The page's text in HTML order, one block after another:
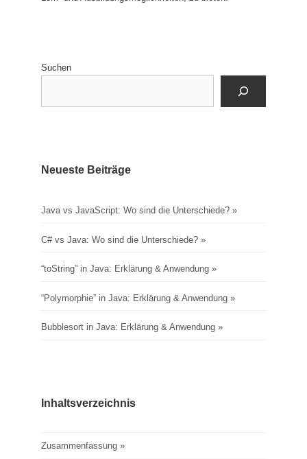
Suchen
Neueste Beiträge
Java vs JavaScript: Wo sind die Unterschiede?
C# vs Java: Wo sind die Unterschiede?
“toString” in Java: Erklärung & Anwendung
“Polymorphie” in Java: Erklärung & Anwendung
Bubblesort in Java: Erklärung & Anwendung
Inhaltsverzeichnis
Zusammenfassung